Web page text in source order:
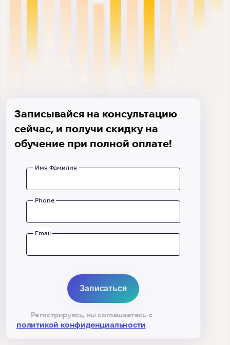
Записывайся на консультацию
сейчас, и получи скидку на
обучение при полной оплате!
Имя Фамилия
Phone
Email
Регистрируясь, вы соглашаетесь с
политикой конфиденциальности